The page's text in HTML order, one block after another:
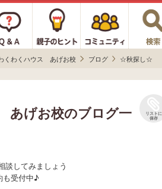
くわくハウス あげお校 ブログ ☆秋探し☆
げお校のブログ一
リストに
保存
談してみましょう
も受付中♪